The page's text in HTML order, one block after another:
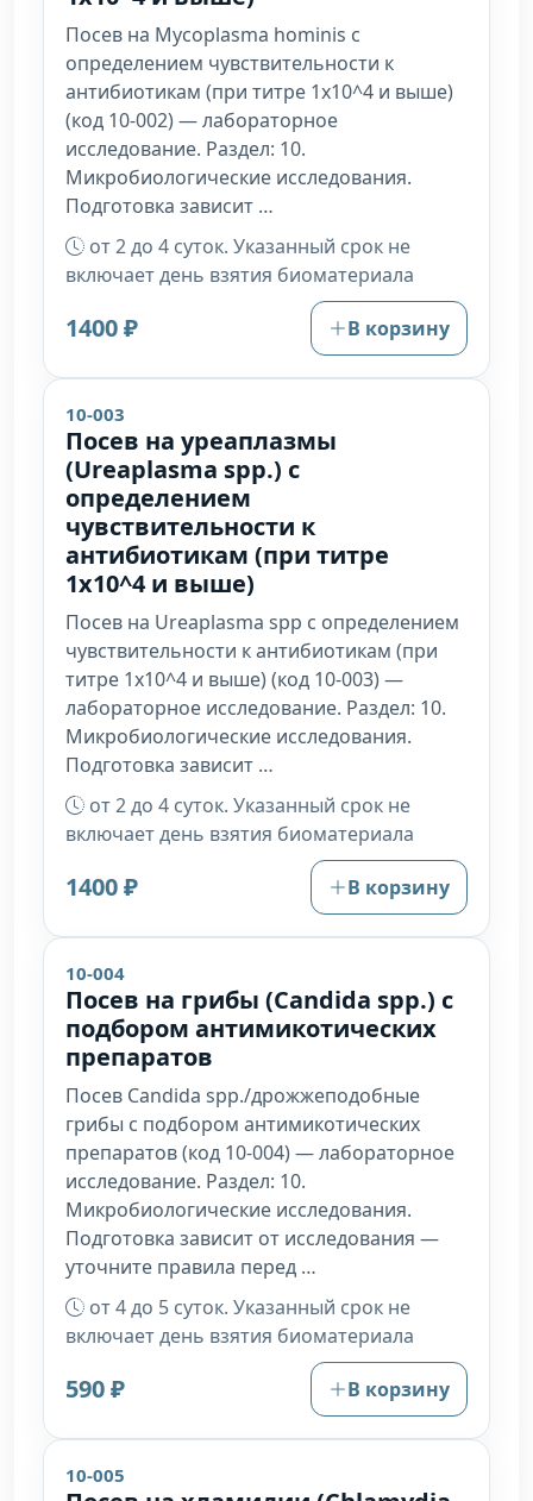
Посев на Mycoplasma hominis с
определением чувствительности к
антибиотикам (при титре 1х10^4 и выше)
(код 10-002) — лабораторное
исследование. Раздел: 10.
Микробиологические исследования.
Подготовка зависит …
от 2 до 4 суток. Указанный срок не
включает день взятия биоматериала
1400 ₽ В корзину
10-003
Посев на уреаплазмы
(Ureaplasma spp.) с
определением
чувствительности к
антибиотикам (при титре
1х10^4 и выше)
Посев на Ureaplasma spp с определением
чувствительности к антибиотикам (при
титре 1х10^4 и выше) (код 10-003) —
лабораторное исследование. Раздел: 10.
Микробиологические исследования.
Подготовка зависит …
от 2 до 4 суток. Указанный срок не
включает день взятия биоматериала
1400 ₽ В корзину
10-004
Посев на грибы (Candida spp.) с
подбором антимикотических
препаратов
Посев Candida spp./дрожжеподобные
грибы с подбором антимикотических
препаратов (код 10-004) — лабораторное
исследование. Раздел: 10.
Микробиологические исследования.
Подготовка зависит от исследования —
уточните правила перед …
от 4 до 5 суток. Указанный срок не
включает день взятия биоматериала
590 ₽ В корзину
10-005